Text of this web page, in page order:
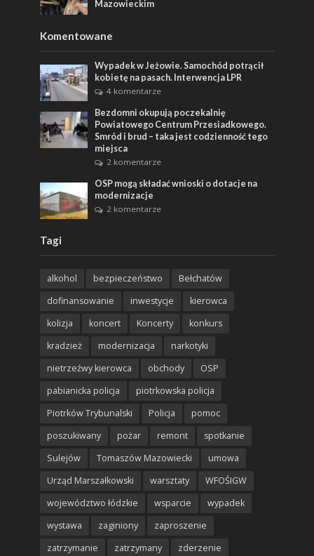
Mazowieckim
Komentowane
Wypadek w Jeżowie. Samochód potrącił
kobietę na pasach. Interwencja LPR
4 komentarze
Bezdomni okupują poczekalnię
Powiatowego Centrum Przesiadkowego.
Smród i brud – taka jest codzienność tego
miejsca
2 komentarze
OSP mogą składać wnioski o dotacje na
modernizacje
2 komentarze
Tagi
alkohol bezpieczeństwo
Bełchatów
dofinansowanie
inwestycje
kierowca
kolizja
koncert Koncerty
konkurs
kradzież
modernizacja
narkotyki
nietrzeźwy kierowca
obchody
OSP
pabianicka policja
piotrkowska policja
Piotrków Trybunalski
Policja
pomoc
poszukiwany
pożar remont
spotkanie
Sulejów
Tomaszów Mazowiecki
umowa
Urząd Marszałkowski
warsztaty
WFOŚIGW
województwo łódzkie
wsparcie
wypadek
wystawa
zaginiony
zaproszenie
zatrzymanie
zatrzymany zderzenie